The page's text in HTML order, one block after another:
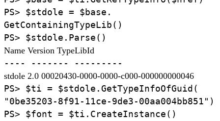
PS> $stdole = $base.
GetContainingTypeLib( )
PS> $stdole. Parse( )
Name Version TypeLibId
---- ------- ---------
stdole 2.0 00020430-0000-0000-c000-000000000046
PS> $ti = $stdole.GetTypeInfoOfGuid(
"0be35203-8f91-11ce-9de3-00aa004bb851")
PS> $font = $ti. CreateInstance( )